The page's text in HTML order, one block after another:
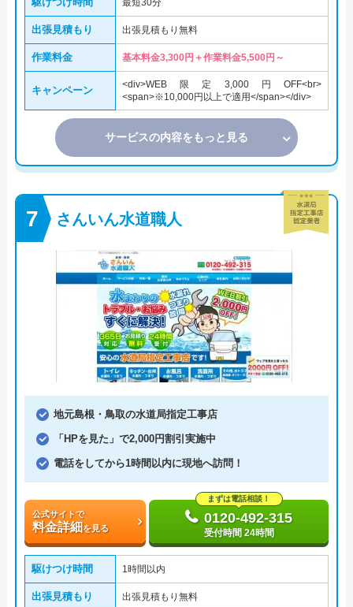
最短30分
出張見積もり 出張見積もり無料
作業料金 基本料金3,300円＋作業料金5,500円～
キャンペーン
<div>WEB限定3,000円OFF<br>
<span>※10,000円以上で適用</span></div>
サービスの内容をもっと見る
さんいん水道職人
地元島根・鳥取の水道局指定工事店
「HPを見た」で2,000円割引実施中
電話をしてから1時間以内に現地へ訪問！
公式サイトで
料金詳細を見る
まずは電話相談！
0120-492-315
受付時間 24時間
駆けつけ時間 1時間以内
出張見積もり 出張見積もり無料